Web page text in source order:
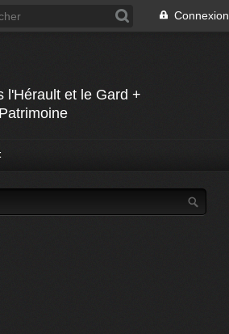
Connexion
l'Hérault et le Gard +